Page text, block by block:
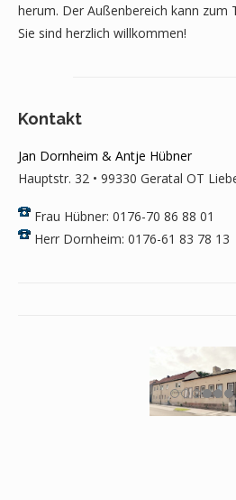
herum. Der Außenbereich kann zum
Sie sind herzlich willkommen!
Kontakt
Jan Dornheim & Antje Hübner
Hauptstr. 32 • 99330 Geratal OT
Frau Hübner: 0176-70 86 88 01
Herr Dornheim: 0176-61 83 78 13